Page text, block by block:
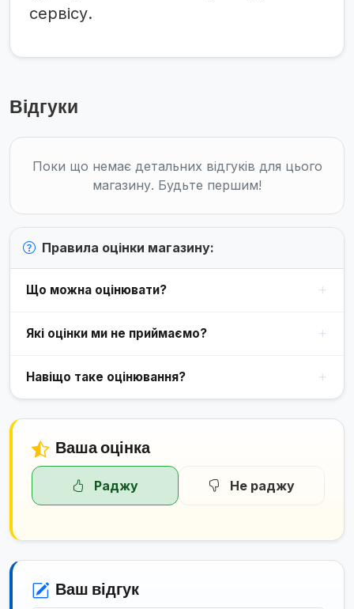
сервісу.
Відгуки
Поки що немає детальних відгуків для цього
магазину. Будьте першим!
Правила оцінки магазину:
Що можна оцінювати?
Які оцінки ми не приймаємо?
Навіщо таке оцінювання?
Ваша оцінка
Раджу Не раджу
Ваш відгук